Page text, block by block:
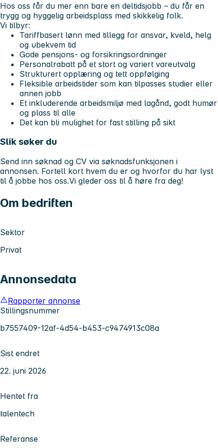
Hos oss får du mer enn bare en deltidsjobb – du får en
trygg og hyggelig arbeidsplass med skikkelig folk.
Vi tilbyr:
Tariffbasert lønn med tillegg for ansvar, kveld, helg
og ubekvem tid
Gode pensjons- og forsikringsordninger
Personalrabatt på et stort og variert vareutvalg
Strukturert opplæring og tett oppfølging
Fleksible arbeidstider som kan tilpasses studier eller
annen jobb
Et inkluderende arbeidsmiljø med lagånd, godt humør
og plass til alle
Det kan bli mulighet for fast stilling på sikt
Slik søker du
Send inn søknad og CV via søknadsfunksjonen i
annonsen. Fortell kort hvem du er og hvorfor du har lyst
til å jobbe hos oss.Vi gleder oss til å høre fra deg!
Om bedriften
Sektor
Privat
Annonsedata
Rapporter annonse
Stillingsnummer
b7557409-12af-4d54-b453-c9474913c08a
Sist endret
22. juni 2026
Hentet fra
talentech
Referanse